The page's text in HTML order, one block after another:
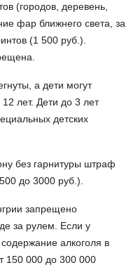
(городов, деревень,
фар ближнего света, за
(1 500 руб.).
а дети могут
лет. Дети до 3 лет
детских
без гарнитуры штраф
до 3000 руб.).
запрещено
за рулем. Если у
алкоголя в
150 000 до 300 000